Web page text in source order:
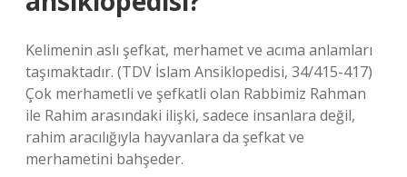
Kelimenin aslı şefkat, merhamet ve acıma anlamları
taşımaktadır. (TDV İslam Ansiklopedisi, 34/415-417)
Çok merhametli ve şefkatli olan Rabbimiz Rahman
ile Rahim arasındaki ilişki, sadece insanlara değil,
rahim aracılığıyla hayvanlara da şefkat ve
merhametini bahşeder.